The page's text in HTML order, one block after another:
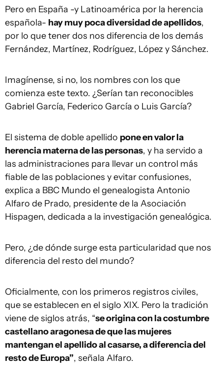
Pero en España -y Latinoamérica por la herencia
española- hay muy poca diversidad de apellidos,
por lo que tener dos nos diferencia de los demás
Fernández, Martínez, Rodríguez, López y Sánchez.
Imagínense, si no, los nombres con los que
comienza este texto. ¿Serían tan reconocibles
Gabriel García, Federico García o Luis García?
El sistema de doble apellido pone en valor la
herencia materna de las personas, y ha servido a
las administraciones para llevar un control más
fiable de las poblaciones y evitar confusiones,
explica a BBC Mundo el genealogista Antonio
Alfaro de Prado, presidente de la Asociación
Hispagen, dedicada a la investigación genealógica.
Pero, ¿de dónde surge esta particularidad que nos
diferencia del resto del mundo?
Oficialmente, con los primeros registros civiles,
que se establecen en el siglo XIX. Pero la tradición
viene de siglos atrás, “se origina con la costumbre
castellano aragonesa de que las mujeres
mantengan el apellido al casarse, a diferencia del
resto de Europa”, señala Alfaro.